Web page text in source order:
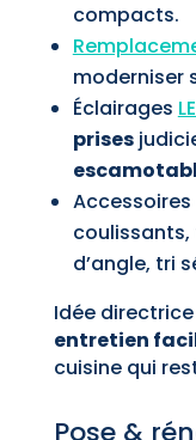
compacts.
moderniser
Éclairages
prises
Accessoires
d’angle, tri
Idée
entretien
cuisine qui
Pose &